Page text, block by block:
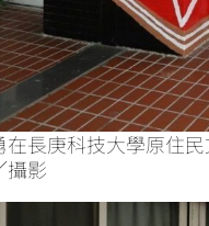
長庚科技大學原住
攝影